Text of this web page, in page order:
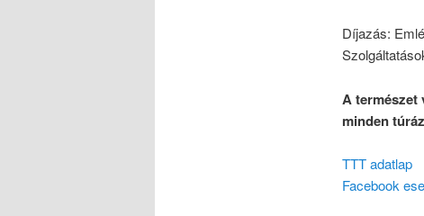
Díjazás:
A természet
minden
TTT adatlap
Facebook